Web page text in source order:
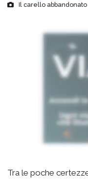
Il carello
Tra le poche